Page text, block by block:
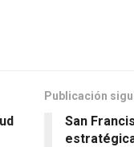
Publicación
San